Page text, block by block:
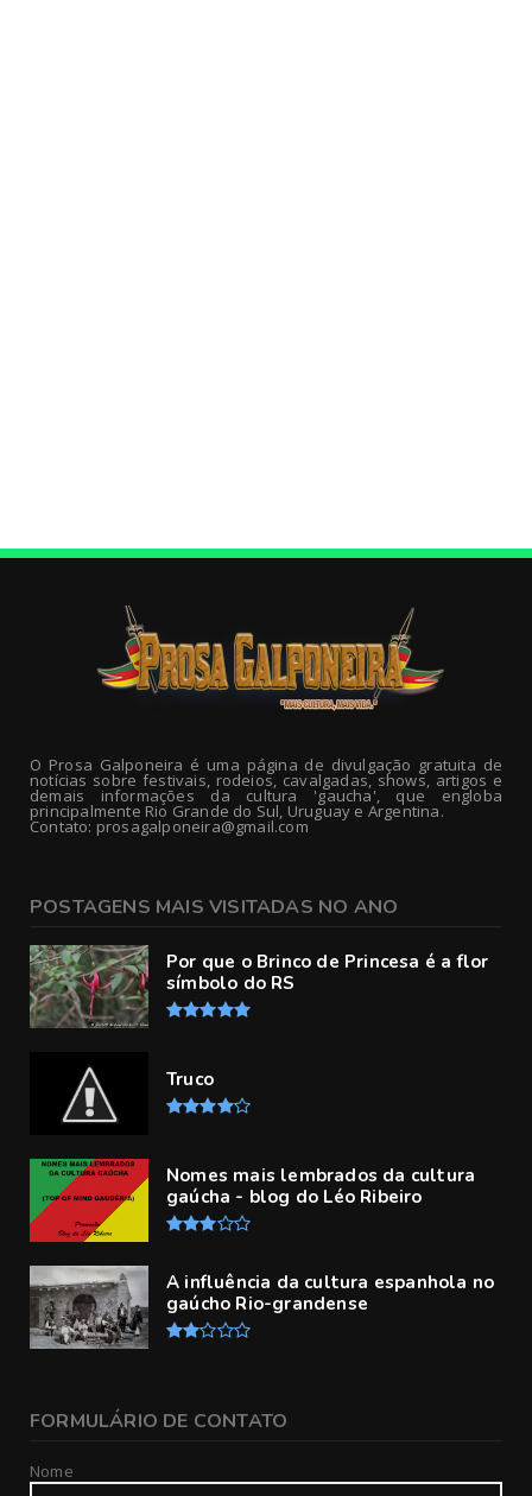
O Prosa Galponeira é uma página de divulgação gratuita de
notícias sobre festivais, rodeios, cavalgadas, shows, artigos e
demais informações da cultura 'gaucha', que engloba
principalmente Rio Grande do Sul, Uruguay e Argentina.
Contato: prosagalponeira@gmail.com
POSTAGENS MAIS VISITADAS NO ANO
Por que o Brinco de Princesa é a flor
símbolo do RS
Truco
Nomes mais lembrados da cultura
gaúcha - blog do Léo Ribeiro
A influência da cultura espanhola no
gaúcho Rio-grandense
FORMULÁRIO DE CONTATO
Nome